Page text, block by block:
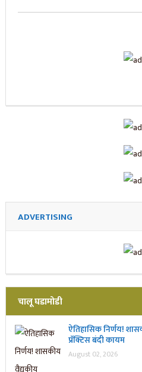
ADVERTISING
चालू घडामोडी
ऐतिहासिक निर्णय!
प्रॅक्टिस बंदी कायम
August 02, 2026